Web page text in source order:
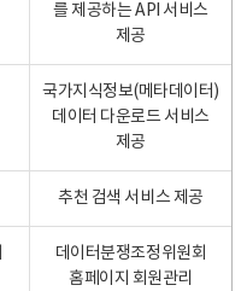
를 제공하는 API 서비스
제공
국가지식정보(메타데이터)
데이터 다운로드 서비스
제공
추천 검색 서비스 제공
데이터분쟁조정위원회
홈페이지 회원관리